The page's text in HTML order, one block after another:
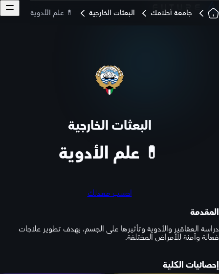
جامعة أحلامك البعثات الخارجية 💊 علم الأدوية
البعثات الخارجية
💊 علم الأدوية
احسب معدلك
المقدمة
دراسة العقاقير والأدوية وتأثيرها على الجسم، بهدف تطوير علاجات
فعالة وآمنة للأمراض المختلفة.
إحصائيات الكلية